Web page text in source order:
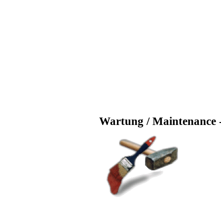
Wartung / Maintenance